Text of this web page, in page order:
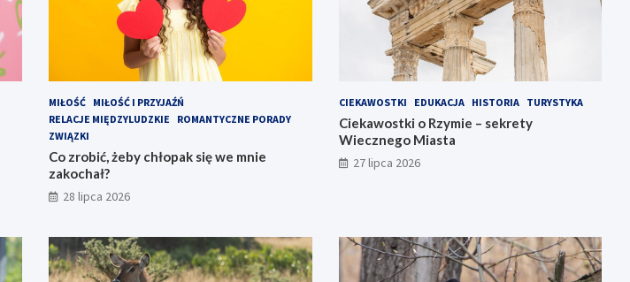
MIŁOŚĆ MIŁOŚĆ I PRZYJAŹŃ
RELACJE MIĘDZYLUDZKIE
ROMANTYCZNE PORADY
ZWIĄZKI
Co zrobić, żeby chłopak się we mnie
zakochał?
28 lipca 2026
CIEKAWOSTKI EDUKACJA HISTORIA TURYSTYKA
Ciekawostki o Rzymie – sekrety
Wiecznego Miasta
27 lipca 2026